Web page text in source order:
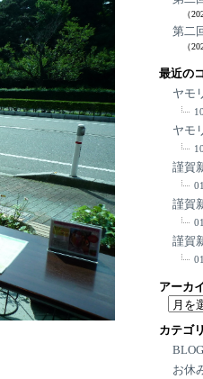
（
第二
（
最近の
ヤモ
ヤモ
謹賀
謹賀
謹賀
アーカ
ア
カ
イ
ブ
カテゴ
BLOG
お休